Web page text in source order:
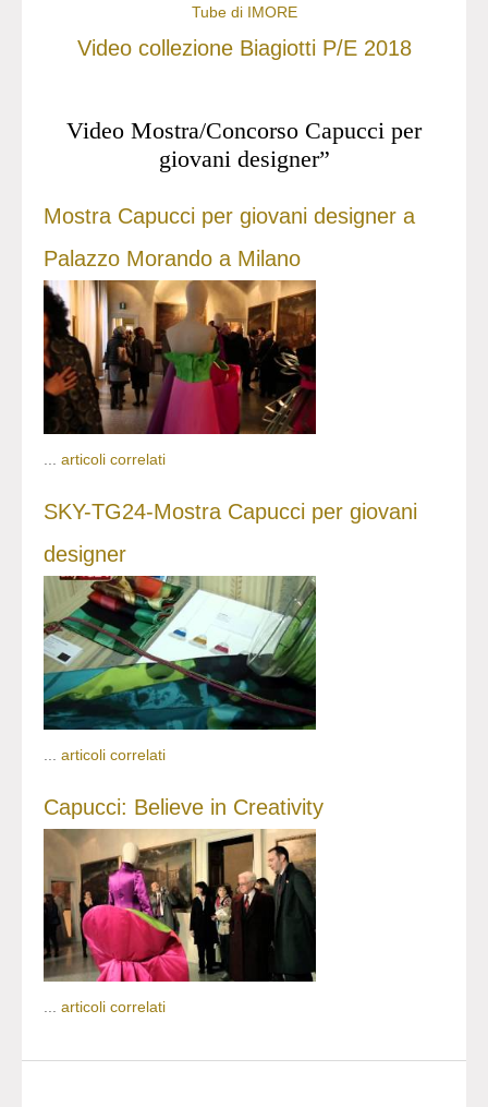
Tube di IMORE
Video collezione Biagiotti P/E 2018
Video Mostra/Concorso Capucci per
giovani designer”
Mostra Capucci per giovani designer a
Palazzo Morando a Milano
articoli correlati
SKY-TG24-Mostra Capucci per giovani
designer
articoli correlati
Capucci: Believe in Creativity
articoli correlati